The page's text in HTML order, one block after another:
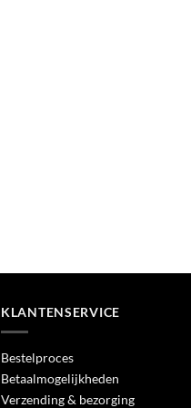
KLANTENSERVICE
Bestelproces
Betaalmogelijkheden
Verzending & bezorging